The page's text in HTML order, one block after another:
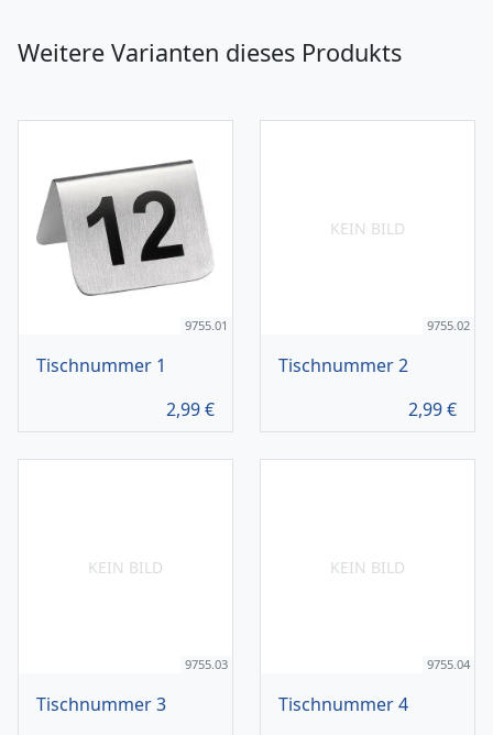
Weitere Varianten dieses Produkts
9755.01
Tischnummer 1
2,99€
KEIN BILD
9755.02
Tischnummer 2
2,99€
KEIN BILD
9755.03
Tischnummer 3
KEIN BILD
9755.04
Tischnummer 4